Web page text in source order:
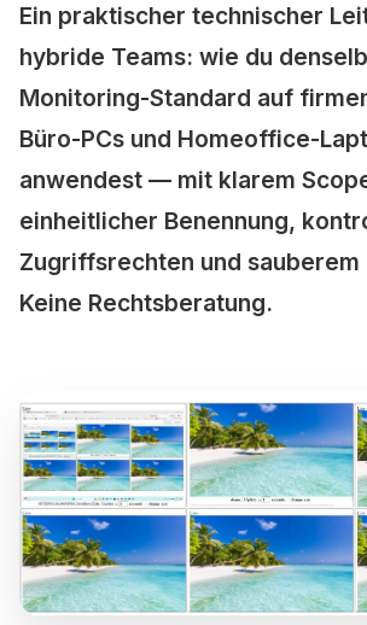
Ein praktischer technischer
hybride Teams: wie du
Monitoring-Standard auf
Büro-PCs und Homeoffice-
anwendest — mit klarem
einheitlicher Benennung,
Zugriffsrechten und sauberem
Keine Rechtsberatung.